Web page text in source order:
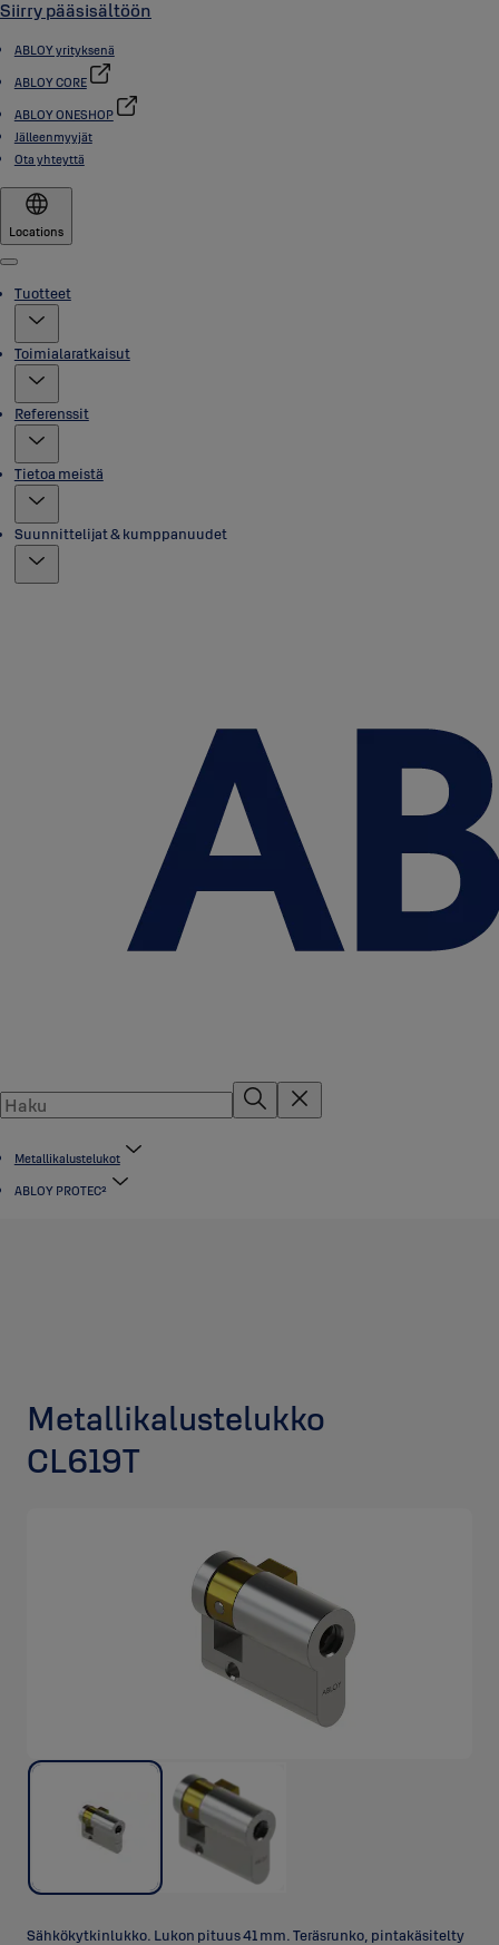
Siirry pääsisältöön
ABLOY yrityksenä
ABLOY CORE
ABLOY ONESHOP
Jälleenmyyjät
Ota yhteyttä
Locations
Menu
Tuotteet
Toimialaratkaisut
Referenssit
Tietoa meistä
Suunnittelijat & kumppanuudet
Metallikalustelukot
ABLOY PROTEC²
Metallikalustelukko
CL619T
Sähkökytkinlukko. Lukon pituus 41 mm. Teräsrunko, pintakäsitelty